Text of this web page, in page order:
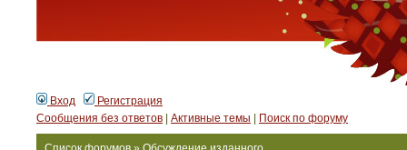
Вход
Регистрация
Сообщения без ответов
Активные темы Поиск по форуму